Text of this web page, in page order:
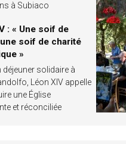
à Subiaco
: « Une soif de
soif de charité
»
déjeuner solidaire à
Léon XIV appelle
une Église
et réconciliée